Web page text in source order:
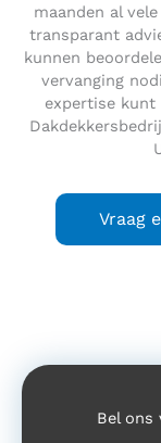
maanden al
transparant
kunnen
vervanging
expertise kunt
Vraag
Bel ons